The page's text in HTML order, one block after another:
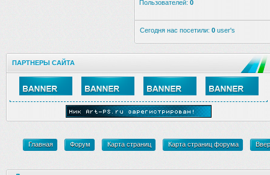
Пользователей: 0
Сегодня нас посетили: 0 user's
ПАРТНЕРЫ САЙТА
Главная Форум Карта страниц Карта страниц форума